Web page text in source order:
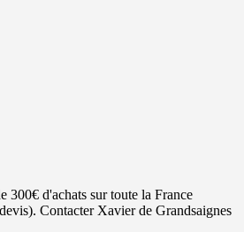
300€ d'achats sur toute la France
Contacter Xavier de Grandsaignes